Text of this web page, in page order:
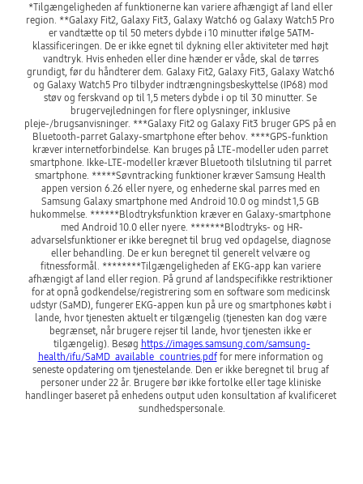
*Tilgængeligheden af funktionerne kan variere afhængigt af land eller
region. **Galaxy Fit2, Galaxy Fit3, Galaxy Watch6 og Galaxy Watch5 Pro
er vandtætte op til 50 meters dybde i 10 minutter ifølge 5ATM-
klassificeringen. De er ikke egnet til dykning eller aktiviteter med højt
vandtryk. Hvis enheden eller dine hænder er våde, skal de tørres
grundigt, før du håndterer dem. Galaxy Fit2, Galaxy Fit3, Galaxy Watch6
og Galaxy Watch5 Pro tilbyder indtrængningsbeskyttelse (IP68) mod
støv og ferskvand op til 1,5 meters dybde i op til 30 minutter. Se
brugervejledningen for flere oplysninger, inklusive
pleje-/brugsanvisninger. ***Galaxy Fit2 og Galaxy Fit3 bruger GPS på en
Bluetooth-parret Galaxy-smartphone efter behov. ****GPS-funktion
kræver internetforbindelse. Kan bruges på LTE-modeller uden parret
smartphone. Ikke-LTE-modeller kræver Bluetooth tilslutning til parret
smartphone. *****Søvntracking funktioner kræver Samsung Health
appen version 6.26 eller nyere, og enhederne skal parres med en
Samsung Galaxy smartphone med Android 10.0 og mindst 1,5 GB
hukommelse. ******Blodtryksfunktion kræver en Galaxy-smartphone
med Android 10.0 eller nyere. *******Blodtryks- og HR-
advarselsfunktioner er ikke beregnet til brug ved opdagelse, diagnose
eller behandling. De er kun beregnet til generelt velvære og
fitnessformål. ********Tilgængeligheden af EKG-app kan variere
afhængigt af land eller region. På grund af landspecifikke restriktioner
for at opnå godkendelse/registrering som en software som medicinsk
udstyr (SaMD), fungerer EKG-appen kun på ure og smartphones købt i
lande, hvor tjenesten aktuelt er tilgængelig (tjenesten kan dog være
begrænset, når brugere rejser til lande, hvor tjenesten ikke er
tilgængelig). Besøg https://images.samsung.com/samsung-
health/ifu/SaMD_available_countries.pdf for mere information og
seneste opdatering om tjenestelande. Den er ikke beregnet til brug af
personer under 22 år. Brugere bør ikke fortolke eller tage kliniske
handlinger baseret på enhedens output uden konsultation af kvalificeret
sundhedspersonale.